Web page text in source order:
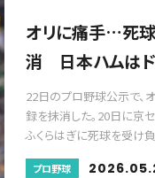
オリに痛手…死
消 日本ハムはド
22日のプロ野球公示で、
録を抹消した。20日に京
ふくらはぎに死球を受け
プロ野球